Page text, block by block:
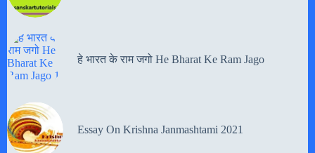
हे भारत के राम जगो He Bharat Ke Ram Jago
Essay On Krishna Janmashtami 2021